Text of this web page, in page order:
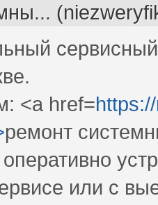
<a href=
ремонт
или с